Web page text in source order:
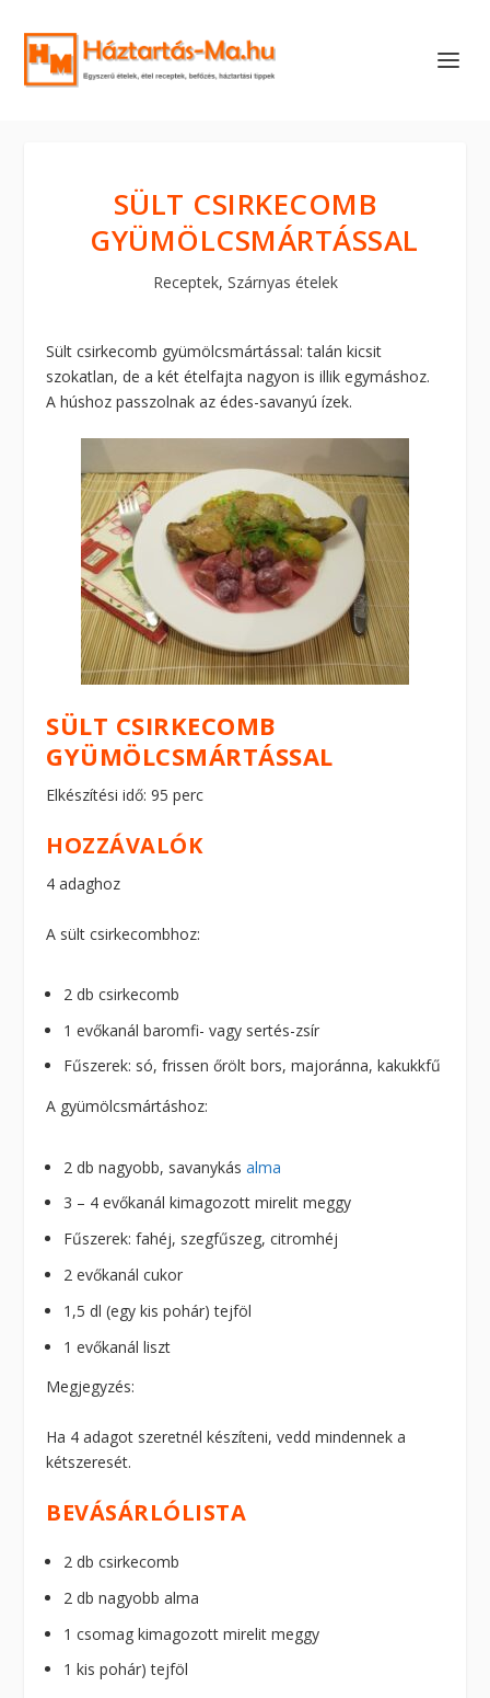
SÜLT CSIRKECOMB
GYÜMÖLCSMÁRTÁSSAL
Receptek, Szárnyas ételek
Sült csirkecomb gyümölcsmártással: talán kicsit
szokatlan, de a két ételfajta nagyon is illik egymáshoz.
A húshoz passzolnak az édes-savanyú ízek.
SÜLT CSIRKECOMB
GYÜMÖLCSMÁRTÁSSAL
Elkészítési idő: 95 perc
HOZZÁVALÓK
4 adaghoz
A sült csirkecombhoz:
2 db csirkecomb
1 evőkanál baromfi- vagy sertés-zsír
Fűszerek: só, frissen őrölt bors, majoránna, kakukkfű
A gyümölcsmártáshoz:
2 db nagyobb, savanykásalma
3 – 4 evőkanál kimagozott mirelit meggy
Fűszerek: fahéj, szegfűszeg, citromhéj
2 evőkanál cukor
1,5 dl (egy kis pohár) tejföl
1 evőkanál liszt
Megjegyzés:
Ha 4 adagot szeretnél készíteni, vedd mindennek a
kétszeresét.
BEVÁSÁRLÓLISTA
2 db csirkecomb
2 db nagyobb alma
1 csomag kimagozott mirelit meggy
1 kis pohár) tejföl